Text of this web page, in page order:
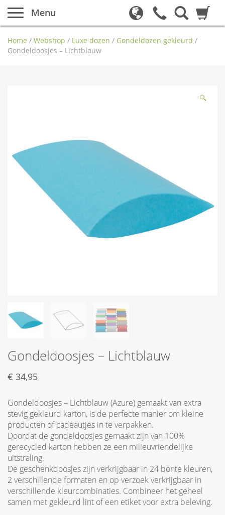
Menu
Home / Webshop / Luxe dozen / Gondeldozen gekleurd /
Gondeldoosjes – Lichtblauw
🔍
Gondeldoosjes – Lichtblauw
€ 34,95
Gondeldoosjes – Lichtblauw (Azure) gemaakt van extra
stevig gekleurd karton, is de perfecte manier om kleine
producten of cadeautjes in te verpakken.
Doordat de gondeldoosjes gemaakt zijn van 100%
gerecycled karton hebben ze een milieuvriendelijke
uitstraling.
De geschenkdoosjes zijn verkrijgbaar in 24 bonte kleuren,
2 verschillende formaten en op verzoek verkrijgbaar in
verschillende kleurcombinaties. Combineer het geheel
samen met gekleurd lint of een etiket voor extra beleving.